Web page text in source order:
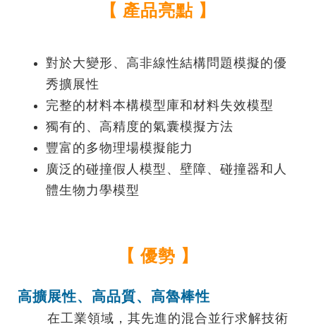
【 產品亮點 】
對於大變形、高非線性結構問題模擬的優
秀擴展性
完整的材料本構模型庫和材料失效模型
獨有的、高精度的氣囊模擬方法
豐富的多物理場模擬能力
廣泛的碰撞假人模型、壁障、碰撞器和人
體生物力學模型
【 優勢 】
高擴展性、高品質、高魯棒性
在工業領域，其先進的混合並行求解技術